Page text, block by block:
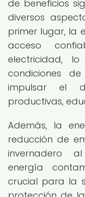
de beneficios
diversos
primer lugar, la
acceso
electricidad,
condiciones
impulsar el
productivas,
Además, la
reducción de
invernadero
energía
crucial para la